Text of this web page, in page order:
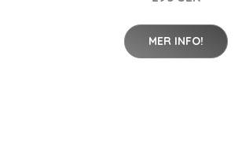
MER INFO!